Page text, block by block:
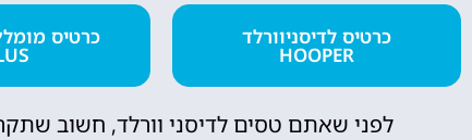
מלונות
מציאת מלון
מומלץ?
כרטיס לדיסניוורלד
HOOPER
לפני שאתם טסים לדיסני וורלד, חשוב